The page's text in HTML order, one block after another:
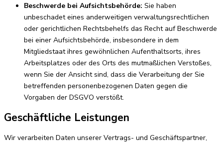
Beschwerde bei Aufsichtsbehörde: Sie haben
unbeschadet eines anderweitigen verwaltungsrechtlichen
oder gerichtlichen Rechtsbehelfs das Recht auf Beschwerde
bei einer Aufsichtsbehörde, insbesondere in dem
Mitgliedstaat ihres gewöhnlichen Aufenthaltsorts, ihres
Arbeitsplatzes oder des Orts des mutmaßlichen Verstoßes,
wenn Sie der Ansicht sind, dass die Verarbeitung der Sie
betreffenden personenbezogenen Daten gegen die
Vorgaben der DSGVO verstößt.
Geschäftliche Leistungen
Wir verarbeiten Daten unserer Vertrags- und Geschäftspartner,